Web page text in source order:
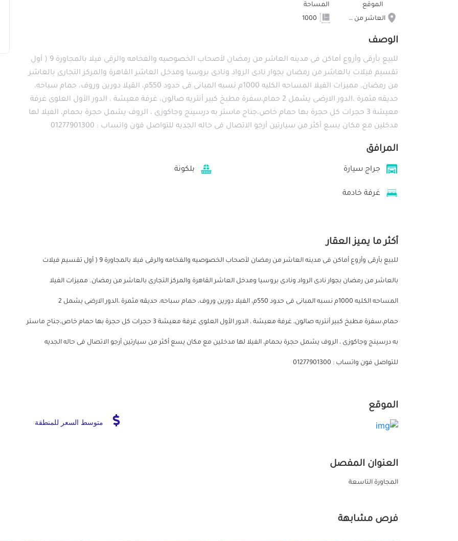
الموقع
العاشر من رمضان
المساحة
الوصف
للبيع بأرقى وأروع أماكن فى مدينه العاشر من رمضان لأصحاب الخصوصيه والفخامه والرقى فيلا بالمجاورة 9 ( أول
تقسيم فيلات بالعاشر من رمضان بجوار نادى الرواد ونادى بروسيا ومدخل العاشر القاهرة والمركز التجارى بالعاشر
من رمضان. مميزات الفيلا المساحه الكليه 1000م نسبه المبانى فى حدود 550م، الفيلا دورين وروف، حمام سباحه،
حديقه مثمرة ،الدور الارضى يشمل 2 حمام،سفرة مطبخ كبير أنتريه صالون، غرفة معيشة ، الدور الأول العلوى غرفة
معيشة 3 حجرات كل حجرة بها حمام خاص،جناح ماستر به درسينج وجاكوزى ، الروف يشمل حجرة بحمام، الفيلا لها
مدخلين مع مكان يسع أكثر من سيارتين أرجو الاتصال فى حاله الجديه للتواصل فون واتساب : 01277901300
المرافق
جراج سيارة بلكونة
غرفة خادمة
أكثر ما يميز العقار
للبيع بأرقى وأروع أماكن فى مدينه العاشر من رمضان لأصحاب الخصوصيه والفخامه والرقى فيلا بالمجاورة 9 ( أول تقسيم فيلات
بالعاشر من رمضان بجوار نادى الرواد ونادى بروسيا ومدخل العاشر القاهرة والمركز التجارى بالعاشر من رمضان. مميزات الفيلا
المساحه الكليه 1000م نسبه المبانى فى حدود 550م، الفيلا دورين وروف، حمام سباحه، حديقه مثمرة ،الدور الارضى يشمل 2
حمام،سفرة مطبخ كبير أنتريه صالون، غرفة معيشة ، الدور الأول العلوى غرفة معيشة 3 حجرات كل حجرة بها حمام خاص،جناح ماستر
به درسينج وجاكوزى ، الروف يشمل حجرة بحمام، الفيلا لها مدخلين مع مكان يسع أكثر من سيارتين أرجو الاتصال فى حاله الجديه
للتواصل فون واتساب : 01277901300
الموقع
متوسط السعر للمنطقة
العنوان المفصل
المجاورة التاسعة
فرص مشابهة